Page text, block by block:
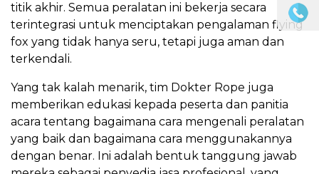
titik akhir. Semua peralatan ini bekerja secara
terintegrasi untuk menciptakan pengalaman flying
fox yang tidak hanya seru, tetapi juga aman dan
terkendali.
Yang tak kalah menarik, tim Dokter Rope juga
memberikan edukasi kepada peserta dan panitia
acara tentang bagaimana cara mengenali peralatan
yang baik dan bagaimana cara menggunakannya
dengan benar. Ini adalah bentuk tanggung jawab